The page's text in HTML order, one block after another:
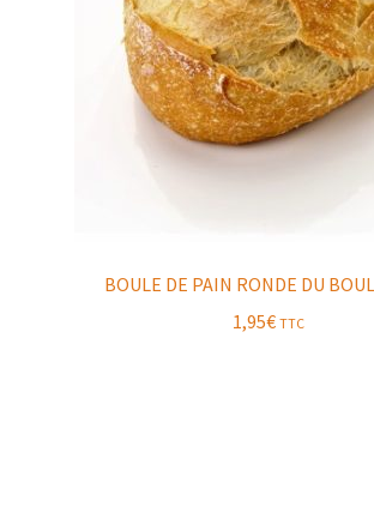
BOULE DE PAIN RONDE DU
1,95€ TTC